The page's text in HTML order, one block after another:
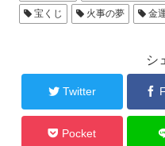
宝くじ
火事の夢 金
シ
Twitter
Pocket